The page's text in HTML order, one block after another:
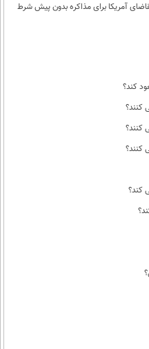
آمریکا برای مذاکره بدون پیش شرط
کند؟
کنند؟
کنند؟
کنند؟
کند؟